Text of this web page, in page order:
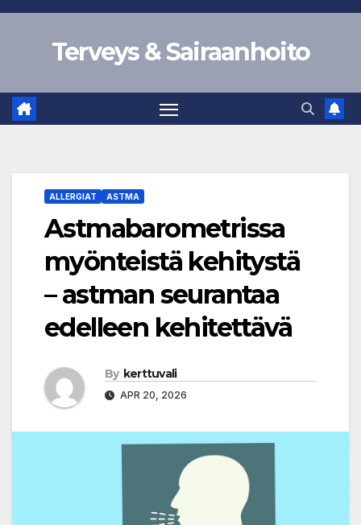
Skip
Terveys & Sairaanhoito
ALLERGIAT ASTMA
Astmabarometrissa
myönteistä kehitystä
– astman seurantaa
edelleen kehitettävä
By kerttuvali
APR 20, 2026